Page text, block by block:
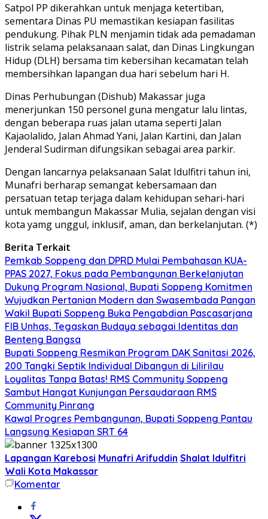
Satpol PP dikerahkan untuk menjaga ketertiban,
sementara Dinas PU memastikan kesiapan fasilitas
pendukung. Pihak PLN menjamin tidak ada pemadaman
listrik selama pelaksanaan salat, dan Dinas Lingkungan
Hidup (DLH) bersama tim kebersihan kecamatan telah
membersihkan lapangan dua hari sebelum hari H.
Dinas Perhubungan (Dishub) Makassar juga
menerjunkan 150 personel guna mengatur lalu lintas,
dengan beberapa ruas jalan utama seperti Jalan
Kajaolalido, Jalan Ahmad Yani, Jalan Kartini, dan Jalan
Jenderal Sudirman difungsikan sebagai area parkir.
Dengan lancarnya pelaksanaan Salat Idulfitri tahun ini,
Munafri berharap semangat kebersamaan dan
persatuan tetap terjaga dalam kehidupan sehari-hari
untuk membangun Makassar Mulia, sejalan dengan visi
kota yamg unggul, inklusif, aman, dan berkelanjutan. (*)
Berita Terkait
Pemkab Soppeng dan DPRD Mulai Pembahasan KUA-
PPAS 2027, Fokus pada Pembangunan Berkelanjutan
Dukung Program Nasional, Bupati Soppeng Komitmen
Wujudkan Pertanian Modern dan Swasembada Pangan
Wakil Bupati Soppeng Buka Pengabdian Pascasarjana
FIB Unhas, Tegaskan Budaya sebagai Identitas dan
Benteng Bangsa
Bupati Soppeng Resmikan Program DAK Sanitasi 2026,
200 Tangki Septik Individual Dibangun di Lilirilau
Loyalitas Tanpa Batas! RMS Community Soppeng
Sambut Hangat Kunjungan Persaudaraan RMS
Community Pinrang
Kawal Progres Pembangunan, Bupati Soppeng Pantau
Langsung Kesiapan SRT 64
Lapangan Karebosi Munafri Arifuddin Shalat Idulfitri
Wali Kota Makassar
Komentar